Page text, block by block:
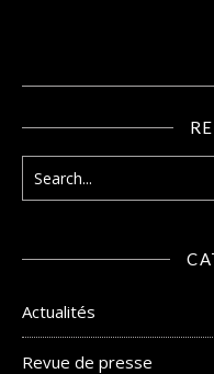
Actualités
Revue de presse